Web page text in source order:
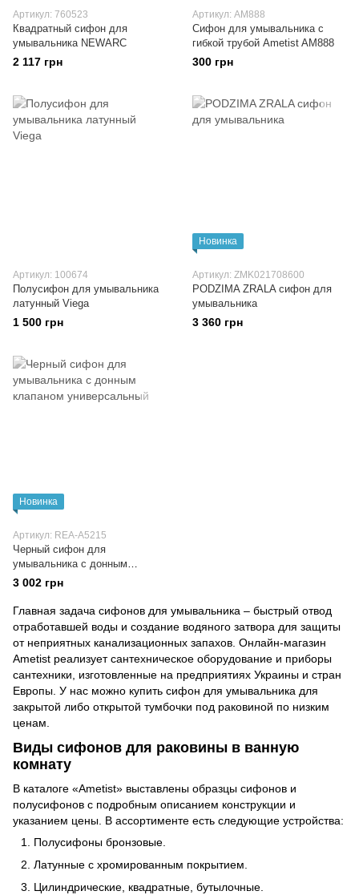
Артикул: 760523
Квадратный сифон для
умывальника NEWARC
2 117 грн
Артикул: AM888
Сифон для умывальника с
гибкой трубой Ametist AM888
300 грн
Артикул: 100674
Полусифон для умывальника
латунный Viega
1 500 грн
Новинка
Артикул: ZMK021708600
PODZIMA ZRALA сифон для
умывальника
3 360 грн
Новинка
Артикул: REA-A5215
Черный сифон для
умывальника с донным
клапаном универсальный
3 002 грн
Главная задача сифонов для умывальника – быстрый отвод
отработавшей воды и создание водяного затвора для защиты
от неприятных канализационных запахов. Онлайн-магазин
Ametist реализует сантехническое оборудование и приборы
сантехники, изготовленные на предприятиях Украины и стран
Европы. У нас можно купить сифон для умывальника для
закрытой либо открытой тумбочки под раковиной по низким
ценам.
Виды сифонов для раковины в ванную
комнату
В каталоге «Ametist» выставлены образцы сифонов и
полусифонов с подробным описанием конструкции и
указанием цены. В ассортименте есть следующие устройства:
Полусифоны бронзовые.
Латунные с хромированным покрытием.
Цилиндрические, квадратные, бутылочные.